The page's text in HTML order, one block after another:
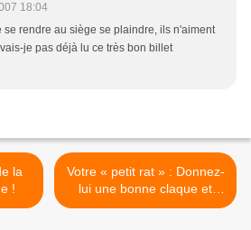
18:04
se rendre au siège se plaindre, ils n'aiment
je pas déjà lu ce très bon billet
!
Votre « petit rat » : Donnez-
lui une bonne claque et
renvoyez-le dans ses